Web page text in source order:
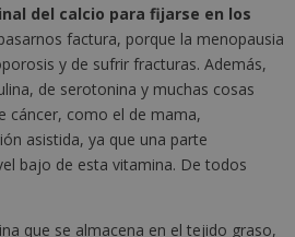
del calcio para fijarse en los
factura, porque la menopausia
y de sufrir fracturas. Además,
de serotonina y muchas cosas
cáncer, como el de mama,
asistida, ya que una parte
bajo de esta vitamina. De todos
que se almacena en el tejido graso,